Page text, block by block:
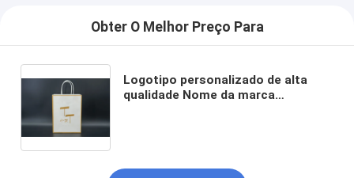
Obter O Melhor Preço Para
Logotipo personalizado de alta
qualidade Nome da marca